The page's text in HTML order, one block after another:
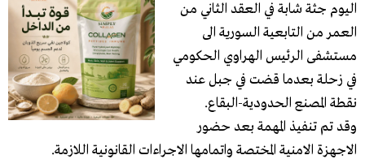
اليوم جثة شابة في العقد الثاني من
العمر من التابعية السورية الى
مستشفى الرئيس الهراوي الحكومي
في زحلة بعدما قضت في جبل عند
نقطة المصنع الحدودية-البقاع.
وقد تم تنفيذ المهمة بعد حضور
الاجهزة الامنية المختصة واتمامها الاجراءات القانونية اللازمة.